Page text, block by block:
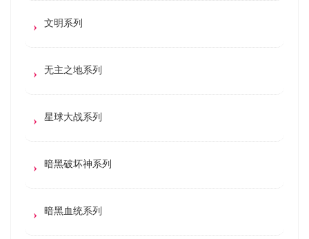
文明系列
无主之地系列
星球大战系列
暗黑破坏神系列
暗黑血统系列